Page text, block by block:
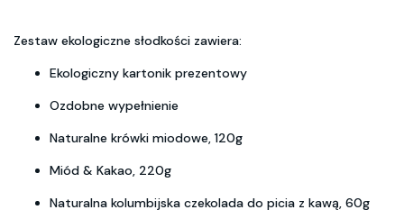
Zestaw ekologiczne słodkości zawiera:
Ekologiczny kartonik prezentowy
Ozdobne wypełnienie
Naturalne krówki miodowe, 120g
Miód & Kakao, 220g
Naturalna kolumbijska czekolada do picia z kawą, 60g